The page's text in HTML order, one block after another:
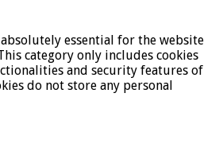
absolutely essential for the website
category only includes cookies
and security features of
do not store any personal